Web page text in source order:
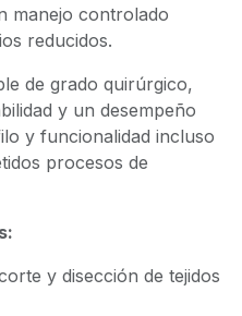
manejo controlado
reducidos.
de grado quirúrgico,
y un desempeño
y funcionalidad incluso
procesos de
y disección de tejidos